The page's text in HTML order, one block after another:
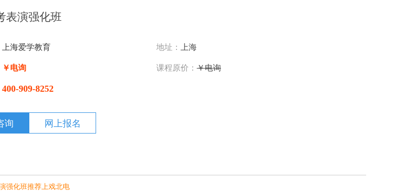
表演强化班
上海爱学教育 地址： 上海
￥电询 课程原价： ￥电询
400-909-8252
网上报名
询
强化班推荐上戏北电